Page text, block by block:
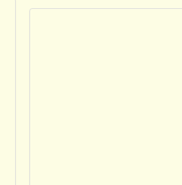
jedes Menschen